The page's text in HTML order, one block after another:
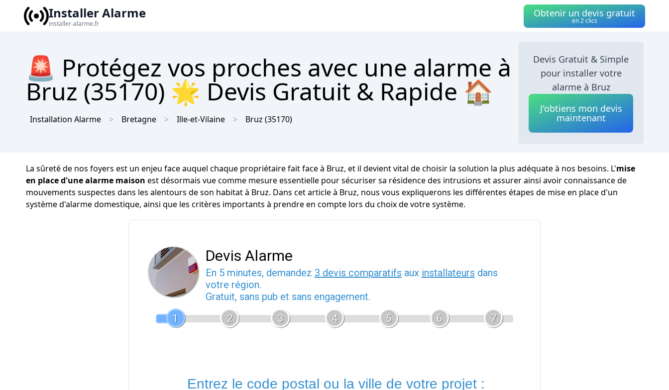
Installer Alarme
installer-alarme.fr
Obtenir un devis gratuit
en 2 clics
🚨 Protégez vos proches avec une alarme à
Bruz (35170) 🌟 Devis Gratuit & Rapide 🏠
Installation Alarme Bretagne Ille-et-Vilaine Bruz (35170)
Devis Gratuit & Simple
pour installer votre
alarme à Bruz
J'obtiens mon devis
maintenant
La sûreté de nos foyers est un enjeu face auquel chaque propriétaire fait face à Bruz, et il devient vital de choisir la solution la plus adéquate à nos besoins. L'mise
en place d'une alarme maison est désormais vue comme mesure essentielle pour sécuriser sa résidence des intrusions et assurer ainsi avoir connaissance de
mouvements suspectes dans les alentours de son habitat à Bruz. Dans cet article à Bruz, nous vous expliquerons les différentes étapes de mise en place d'un
système d'alarme domestique, ainsi que les critères importants à prendre en compte lors du choix de votre système.
Devis Alarme
En 5 minutes, demandez 3 devis comparatifs aux installateurs dans
votre région.
Gratuit, sans pub et sans engagement.
1
2 3 4 5 6 7
Entrez le code postal ou la ville de votre projet :